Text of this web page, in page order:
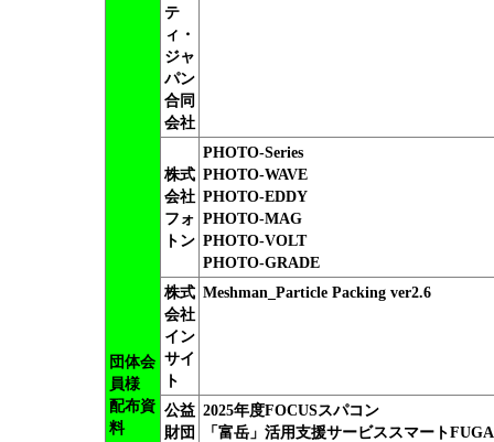
団体会
員様
配布資
料
テ
ィ・
ジャ
パン
合同
会社
株式
会社
フォ
トン
PHOTO-Series
PHOTO-WAVE
PHOTO-EDDY
PHOTO-MAG
PHOTO-VOLT
PHOTO-GRADE
株式
会社
イン
サイ
ト
Meshman_Particle Packing ver2.6
公益
財団
2025年度FOCUSスパコン
「富岳」活用支援サービススマート